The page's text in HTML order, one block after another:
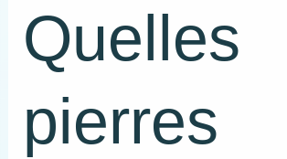
Quelles
pierres